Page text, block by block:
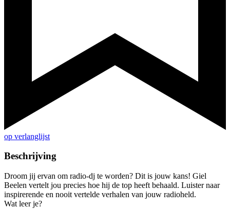
op verlanglijst
Beschrijving
Droom jij ervan om radio-dj te worden? Dit is jouw kans! Giel
Beelen vertelt jou precies hoe hij de top heeft behaald. Luister naar
inspirerende en nooit vertelde verhalen van jouw radioheld.
Wat leer je?